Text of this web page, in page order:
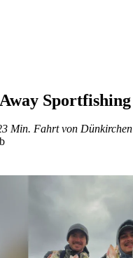
Sportfishing
Min. Fahrt von Dünkirchen